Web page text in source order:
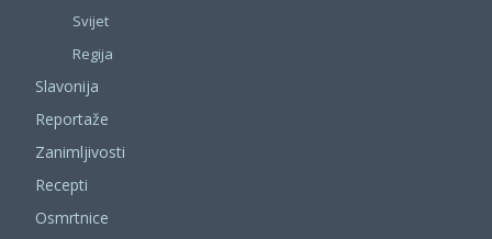
Svijet
Regija
Slavonija
Reportaže
Zanimljivosti
Recepti
Osmrtnice